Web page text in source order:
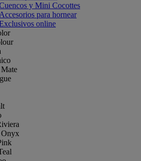
y Mini Cocottes
Accesorios para hornear
online